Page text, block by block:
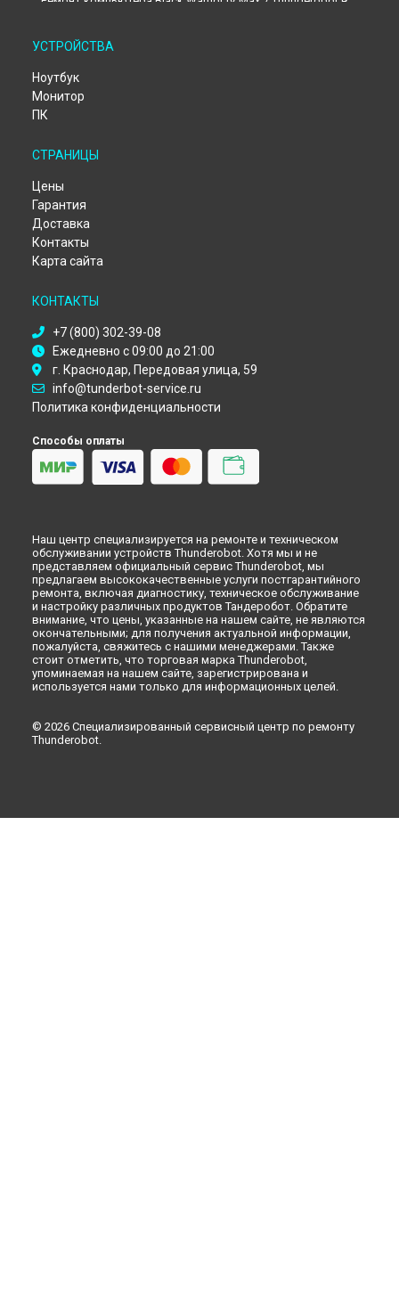
Ремонт компьютера Black Warrior IV Max 7 Thunderobot в
Казани
Ремонт компьютера Black Warrior IV Max 7 Thunderobot в
Москве
Ремонт компьютера Black Warrior IV Max 7 Thunderobot в
Санкт-Петербурге
УСТРОЙСТВА
Ноутбук
Монитор
ПК
СТРАНИЦЫ
Цены
Гарантия
Доставка
Контакты
Карта сайта
КОНТАКТЫ
+7 (800) 302-39-08
Ежедневно с 09:00 до 21:00
г. Краснодар, Передовая улица, 59
info@tunderbot-service.ru
Политика конфиденциальности
Способы оплаты
Наш центр специализируется на ремонте и техническом
обслуживании устройств Thunderobot. Хотя мы и не
представляем официальный сервис Thunderobot, мы
предлагаем высококачественные услуги постгарантийного
ремонта, включая диагностику, техническое обслуживание
и настройку различных продуктов Тандеробот. Обратите
внимание, что цены, указанные на нашем сайте, не являются
окончательными; для получения актуальной информации,
пожалуйста, свяжитесь с нашими менеджерами. Также
стоит отметить, что торговая марка Thunderobot,
упоминаемая на нашем сайте, зарегистрирована и
используется нами только для информационных целей.
© 2026 Специализированный сервисный центр по ремонту
Thunderobot.